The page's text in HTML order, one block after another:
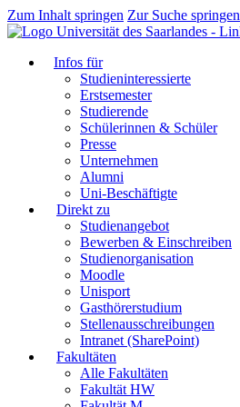
Zum Inhalt springen Zur Suche springen
Infos für
Studieninteressierte
Erstsemester
Studierende
Schülerinnen & Schüler
Presse
Unternehmen
Alumni
Uni-Beschäftigte
Direkt zu
Studienangebot
Bewerben & Einschreiben
Studienorganisation
Moodle
Unisport
Gasthörerstudium
Stellenausschreibungen
Intranet (SharePoint)
Fakultäten
Alle Fakultäten
Fakultät HW